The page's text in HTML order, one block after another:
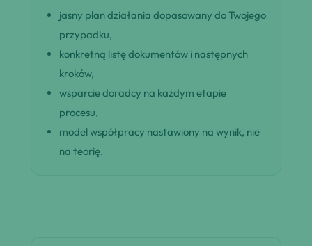
jasny plan działania dopasowany do Twojego
przypadku,
konkretną listę dokumentów i następnych
kroków,
wsparcie doradcy na każdym etapie
procesu,
model współpracy nastawiony na wynik, nie
na teorię.